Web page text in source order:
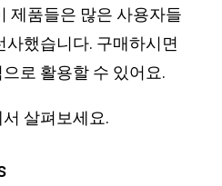
제품들은 많은 사용자들
했습니다. 구매하시면
로 활용할 수 있어요.
살펴보세요.